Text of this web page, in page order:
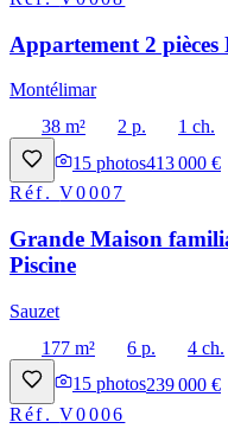
Appartement 2
Montélimar
38 m²
2 p.
1 ch.
15 photos413 000 €
Réf.V0007
Grande Maison
Piscine
Sauzet
177 m²
6 p. 4 ch.
15 photos239 000 €
Réf.V0006